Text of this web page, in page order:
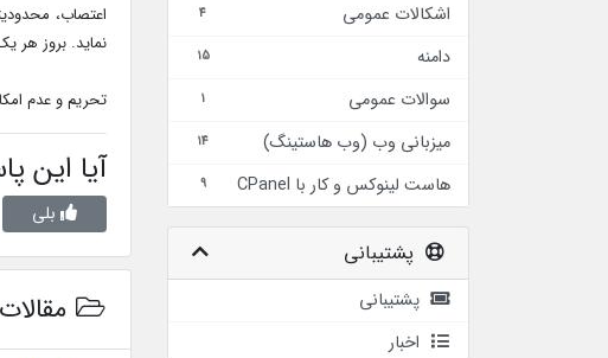
4 اشکالات عمومی
15 دامنه
1 سوالات عمومی
14 ميزباني وب (وب هاستينگ)
9 هاست لينوكس و كار با CPanel
پشتیبانی
پشتیبانی
اخبار
نماید. بروز هر
تحریم و عدم
آیا این